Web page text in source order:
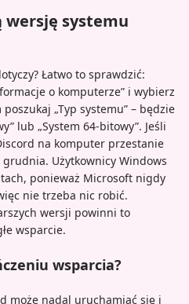
wersję systemu
Łatwo to sprawdzić:
o komputerze” i wybierz
„Typ systemu” – będzie
lub „System 64-bitowy”. Jeśli
na komputer przestanie
Użytkownicy Windows
ponieważ Microsoft nigdy
nie trzeba nic robić.
wersji powinni to
wsparcie.
wsparcia?
może nadal uruchamiać się i